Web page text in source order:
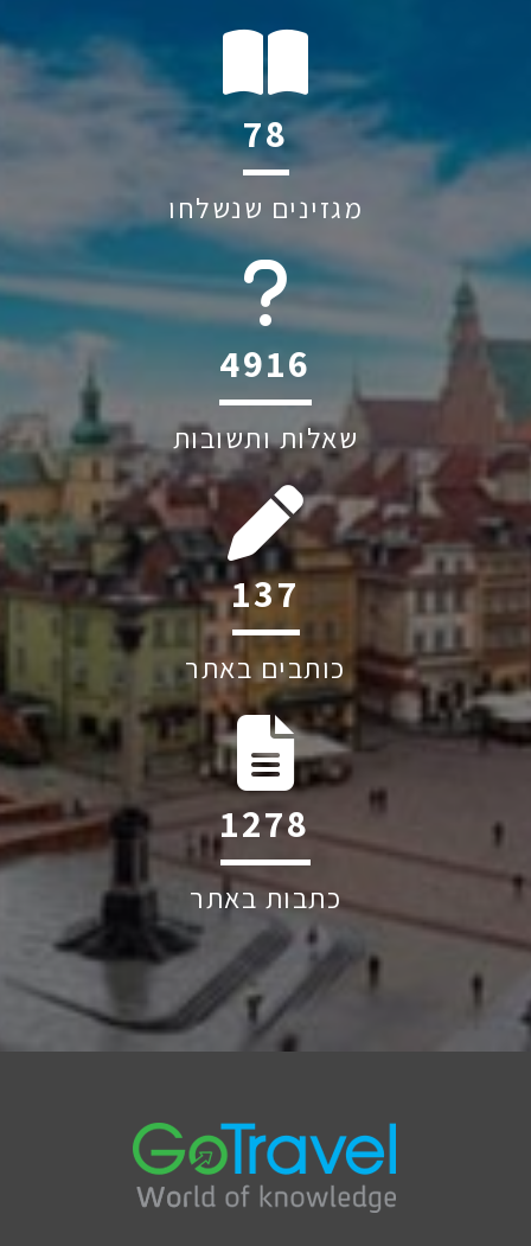
114
מגזינים שנשלחו
6045
שאלות ותשובות
199
כותבים באתר
1852
כתבות באתר